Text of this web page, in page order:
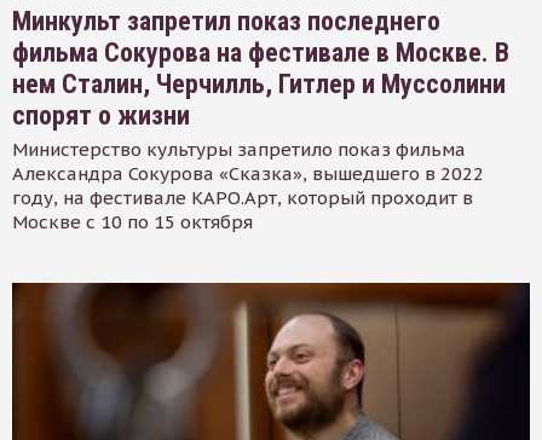
Минкульт запретил показ последнего
фильма Сокурова на фестивале в Москве. В
нем Сталин, Черчилль, Гитлер и Муссолини
спорят о жизни
Министерство культуры запретило показ фильма
Александра Сокурова «Сказка», вышедшего в 2022
году, на фестивале КАРО.Арт, который проходит в
Москве с 10 по 15 октября